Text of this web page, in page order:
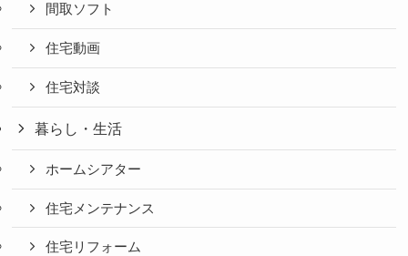
間取ソフト
住宅動画
住宅対談
暮らし・生活
ホームシアター
住宅メンテナンス
住宅リフォーム